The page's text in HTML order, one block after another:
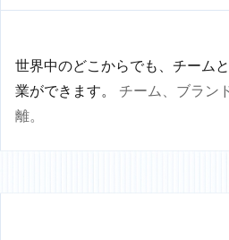
世界中のどこからでも、チーム
業ができます。
チーム、ブラン
離。